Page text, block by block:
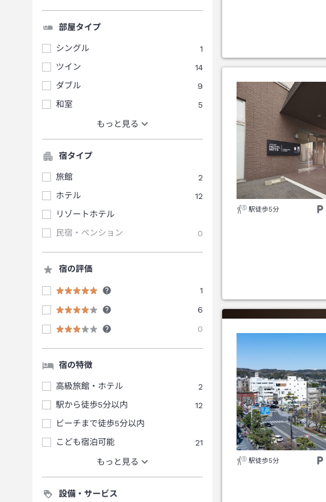
部屋タイプ
シングル
1
ツイン
14
ダブル
9
和室
5
もっと見る
宿タイプ
旅館
2
ホテル
12
リゾートホテル
民宿・ペンション
0
宿の評価
1
6
0
宿の特徴
高級旅館・ホテル
2
駅から徒歩5分以内
12
ビーチまで徒歩5分以内
こども宿泊可能
21
もっと見る
設備・サービス
駅徒歩5分
駅徒歩5分